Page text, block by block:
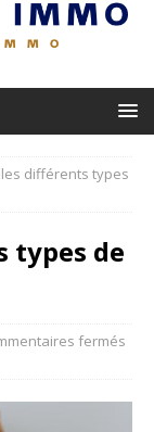
différents types
types de
fermés